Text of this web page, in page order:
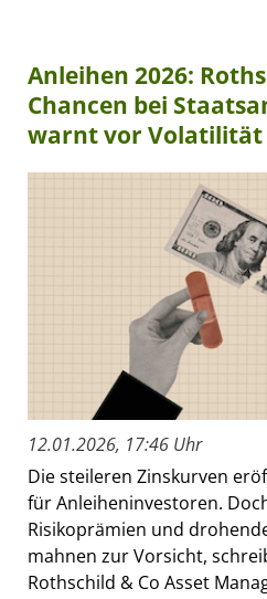
Anleihen 2026:
Chancen bei
warnt vor Volatilität
12.01.2026, 17:46 Uhr
Die steileren Zinskurven
für Anleiheninvestoren.
Risikoprämien und
mahnen zur Vorsicht,
Rothschild & Co Asset